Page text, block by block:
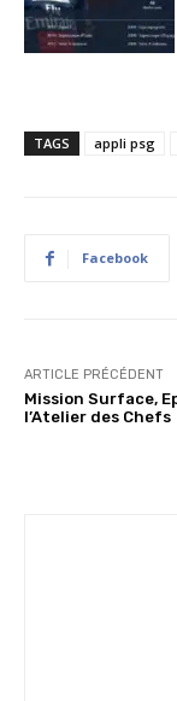
TAGS appli psg
Facebook
ARTICLE PRÉCÉDENT
Mission Surface,
l’Atelier des Chefs